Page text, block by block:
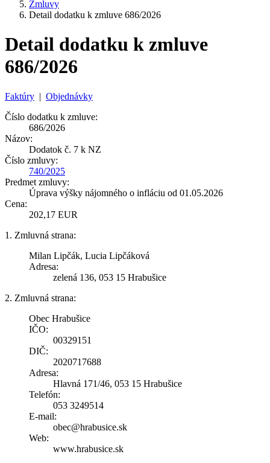
Zmluvy
Detail dodatku k zmluve 686/2026
Detail dodatku k zmluve
686/2026
Faktúry | Objednávky
Číslo dodatku k zmluve:
686/2026
Názov:
Dodatok č. 7 k NZ
Číslo zmluvy:
740/2025
Predmet zmluvy:
Úprava výšky nájomného o infláciu od 01.05.2026
Cena:
202,17 EUR
1. Zmluvná strana:
Milan Lipčák, Lucia Lipčáková
Adresa:
zelená 136, 053 15 Hrabušice
2. Zmluvná strana:
Obec Hrabušice
IČO:
00329151
DIČ:
2020717688
Adresa:
Hlavná 171/46, 053 15 Hrabušice
Telefón:
053 3249514
E-mail:
obec@hrabusice.sk
Web:
www.hrabusice.sk